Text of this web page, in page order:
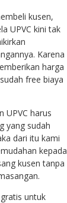
kusen,
UPVC kini tak
Karena
harga
free biaya
UPVC harus
yang sudah
dari itu kami
kepada
kusen tanpa
untuk